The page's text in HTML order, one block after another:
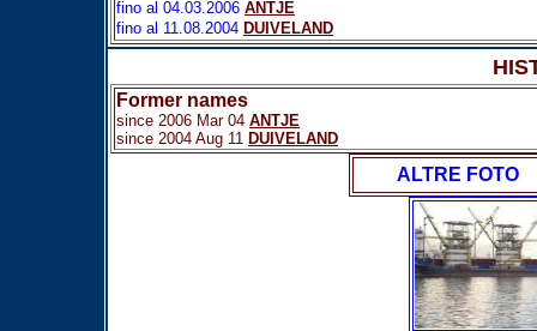
fino al 04.03.2006 ANTJE
fino al 11.08.2004 DUIVELAND
Former names
since 2006 Mar 04 ANTJE
since 2004 Aug 11 DUIVELAND
ALTRE FOTO